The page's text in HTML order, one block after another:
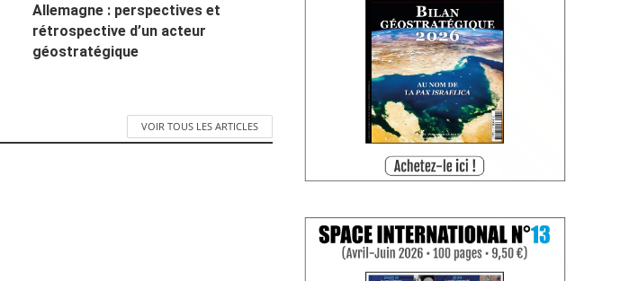
Allemagne : perspectives et
rétrospective d’un acteur
géostratégique
VOIR TOUS LES ARTICLES